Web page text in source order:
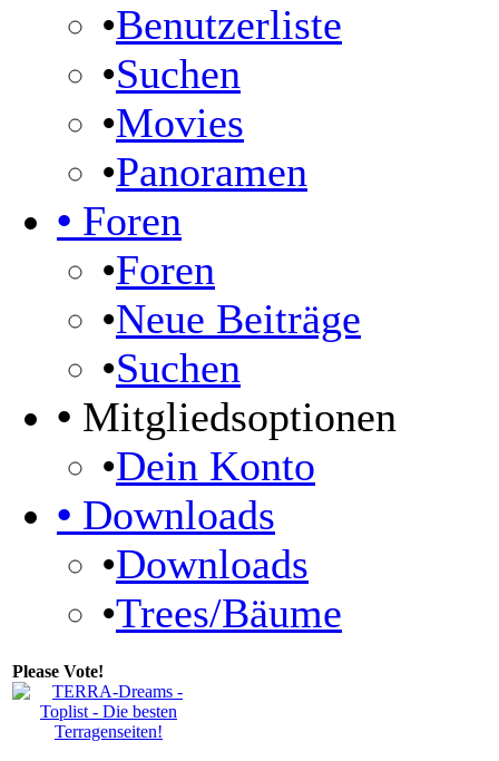
•Benutzerliste
•Suchen
•Movies
•Panoramen
• Foren
•Foren
•Neue Beiträge
•Suchen
• Mitgliedsoptionen
•Dein Konto
• Downloads
•Downloads
•Trees/Bäume
Please Vote!